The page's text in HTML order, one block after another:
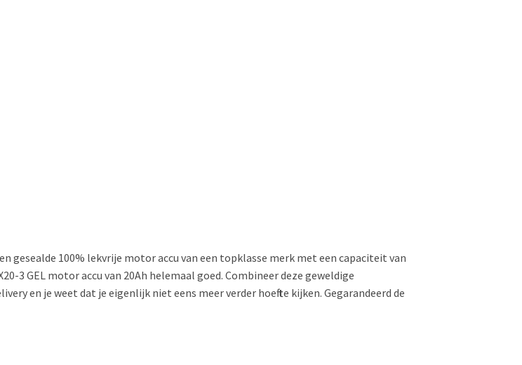
gesealde 100% lekvrije motor accu van een topklasse merk met een capaciteit van
3 GEL motor accu van 20Ah helemaal goed. Combineer deze geweldige
en je weet dat je eigenlijk niet eens meer verder hoeft te kijken. Gegarandeerd de